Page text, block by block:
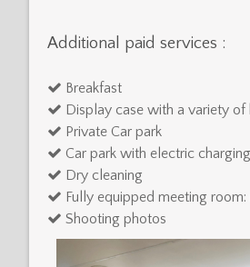
Additional paid services :
Breakfast
Display case with a variety of
Private Car park
Car park with electric
Dry cleaning
Fully equipped meeting
Shooting photos